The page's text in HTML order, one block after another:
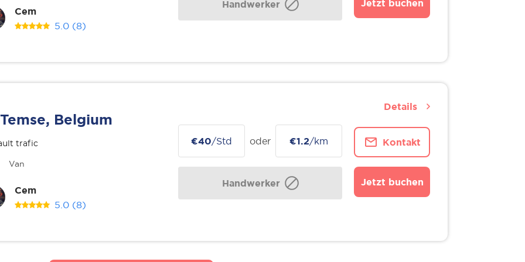
Cem
5.0 (8)
Handwerker Jetzt buchen
Temse, Belgium
trafic
Van
Cem
5.0 (8)
€40/Std oder €1.2/km
Handwerker
Kontakt
Jetzt buchen
Details